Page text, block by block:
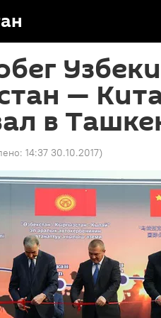
—
в
14:37 30.10.2017)